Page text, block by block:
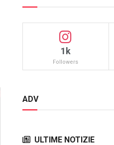
1k
Followers
ADV
ULTIME NOTIZIE